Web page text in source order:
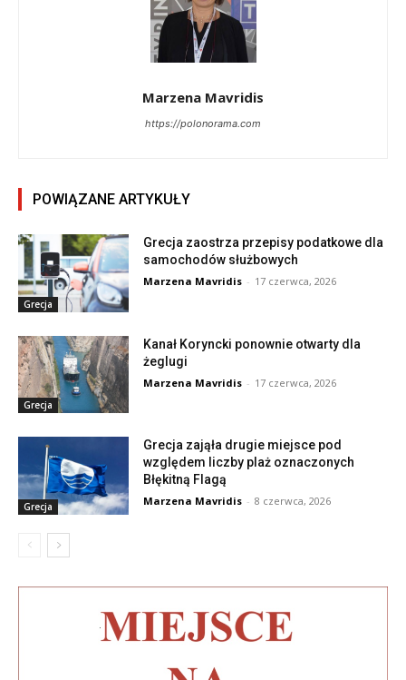
Marzena Mavridis
https://polonorama.com
POWIĄZANE ARTYKUŁY
Grecja
Grecja zaostrza przepisy podatkowe dla
samochodów służbowych
Marzena Mavridis - 17 czerwca, 2026
Grecja
Kanał Koryncki ponownie otwarty dla
żeglugi
Marzena Mavridis - 17 czerwca, 2026
Grecja
Grecja zająła drugie miejsce pod
względem liczby plaż oznaczonych
Błękitną Flagą
Marzena Mavridis - 8 czerwca, 2026